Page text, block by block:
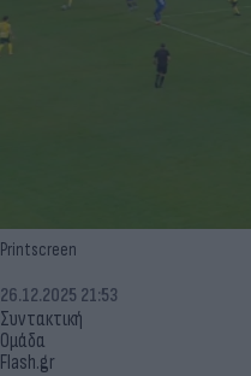
Printscreen
Συντακτική
Ομάδα
Flash.gr
26.12.2025 21:53